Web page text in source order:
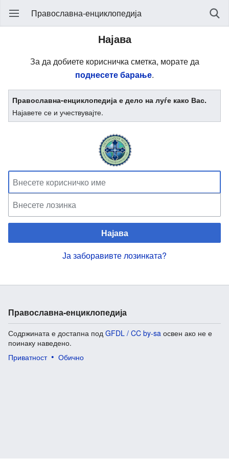
Православна-енциклопедија
Најава
За да добиете корисничка сметка, морате да
поднесете барање.
Православна-енциклопедија е дело на луѓе како Вас.
Најавете се и учествувајте.
Најава
Ја заборавивте лозинката?
Православна-енциклопедија
Содржината е достапна под GFDL / CC by-sa освен ако не е
поинаку наведено.
Приватност
Обично